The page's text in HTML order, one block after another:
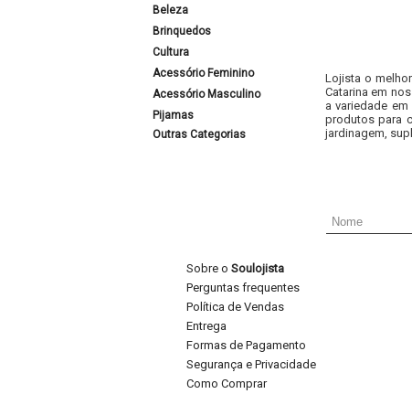
Beleza
Brinquedos
Cultura
Acessório Feminino
Acessório Masculino
Pijamas
Outras Categorias
Lojista o
Catarina em
a variedade
produtos para
jardinagem,
Sobre o Soulojista
Perguntas frequentes
Política de Vendas
Entrega
Formas de Pagamento
Segurança e Privacidade
Como Comprar